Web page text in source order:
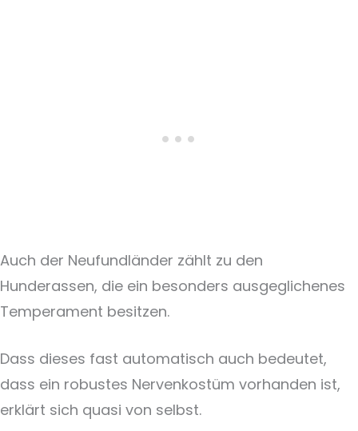
Auch der Neufundländer zählt zu den
Hunderassen, die ein besonders ausgeglichenes
Temperament besitzen.
Dass dieses fast automatisch auch bedeutet,
dass ein robustes Nervenkostüm vorhanden ist,
erklärt sich quasi von selbst.